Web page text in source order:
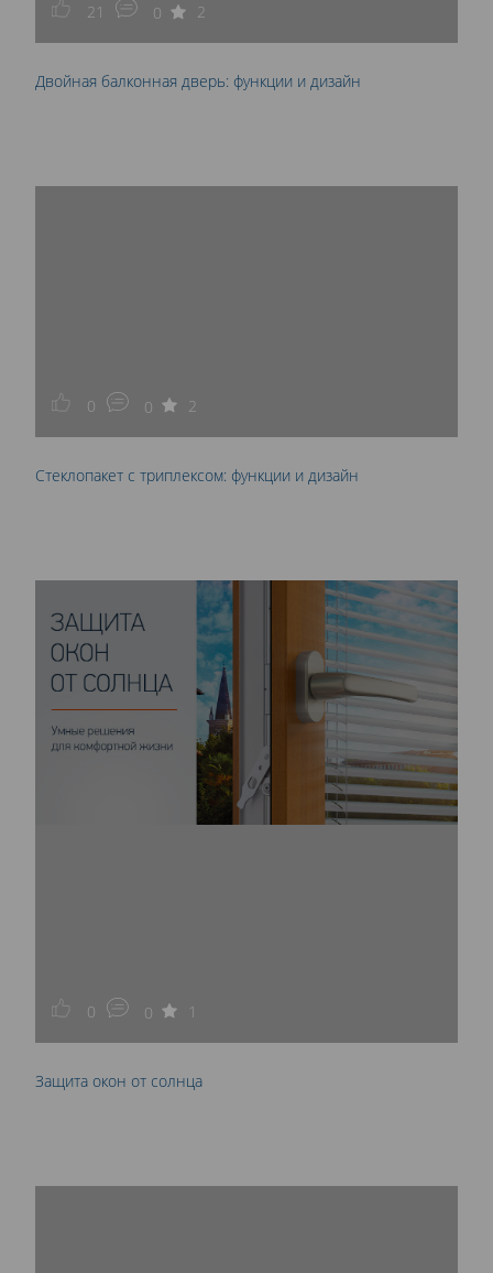
21 0 2
Двойная балконная дверь: функции и дизайн
0 0 2
Стеклопакет с триплексом: функции и дизайн
0 0 1
Защита окон от солнца